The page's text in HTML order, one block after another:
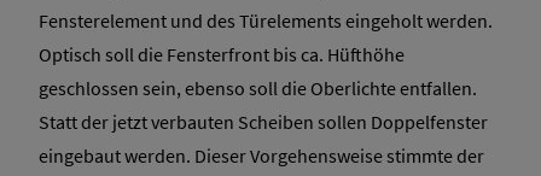
Fensterelement und des Türelements eingeholt werden.
Optisch soll die Fensterfront bis ca. Hüfthöhe
geschlossen sein, ebenso soll die Oberlichte entfallen.
Statt der jetzt verbauten Scheiben sollen Doppelfenster
eingebaut werden. Dieser Vorgehensweise stimmte der